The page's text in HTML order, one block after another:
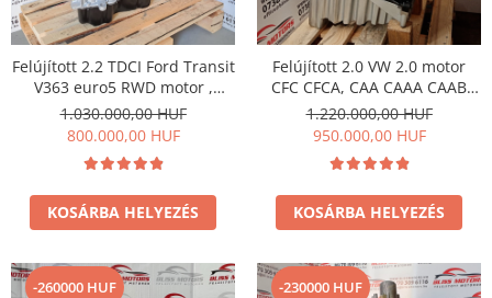
Felújított 2.2 TDCI Ford Transit
V363 euro5 RWD motor ,
Vezérléssel együtt is
megvásárolható !
1.030.000,00 HUF
800.000,00 HUF
KOSÁRBA HELYEZÉS
Felújított 2.0 VW 2.0 motor
CFC CFCA, CAA CAAA CAAB
CAAC, CKT CKU CSH CNE CSL,
CKUB CKTC CSHA CNEA CSLB
CSLC CDCA
1.220.000,00 HUF
950.000,00 HUF
KOSÁRBA HELYEZÉS
-260000 HUF -230000 HUF